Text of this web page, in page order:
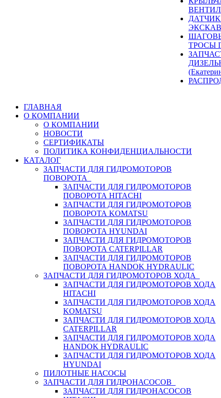
ТРОСЫ
ГЛАВНАЯ
О КОМПАНИИ
О КОМПАНИИ
НОВОСТИ
СЕРТИФИКАТЫ
ПОЛИТИКА КОНФИДЕНЦИАЛЬНОСТИ
КАТАЛОГ
ЗАПЧАСТИ ДЛЯ ГИДРОМОТОРОВ
ПОВОРОТА
ЗАПЧАСТИ ДЛЯ ГИДРОМОТОРОВ
ПОВОРОТА HITACHI
ЗАПЧАСТИ ДЛЯ ГИДРОМОТОРОВ
ПОВОРОТА KOMATSU
ЗАПЧАСТИ ДЛЯ ГИДРОМОТОРОВ
ПОВОРОТА HYUNDAI
ЗАПЧАСТИ ДЛЯ ГИДРОМОТОРОВ
ПОВОРОТА CATERPILLAR
ЗАПЧАСТИ ДЛЯ ГИДРОМОТОРОВ
ПОВОРОТА HANDOK HYDRAULIC
ЗАПЧАСТИ ДЛЯ ГИДРОМОТОРОВ ХОДА
ЗАПЧАСТИ ДЛЯ ГИДРОМОТОРОВ ХОДА
HITACHI
ЗАПЧАСТИ ДЛЯ ГИДРОМОТОРОВ ХОДА
KOMATSU
ЗАПЧАСТИ ДЛЯ ГИДРОМОТОРОВ ХОДА
CATERPILLAR
ЗАПЧАСТИ ДЛЯ ГИДРОМОТОРОВ ХОДА
HANDOK HYDRAULIC
ЗАПЧАСТИ ДЛЯ ГИДРОМОТОРОВ ХОДА
HYUNDAI
ПИЛОТНЫЕ НАСОСЫ
ЗАПЧАСТИ ДЛЯ ГИДРОНАСОСОВ
ЗАПЧАСТИ ДЛЯ ГИДРОНАСОСОВ